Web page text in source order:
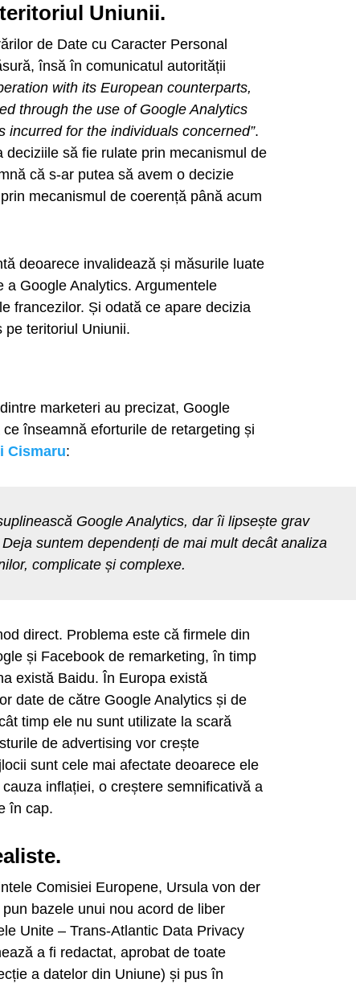
Uniunii.
de Date cu Caracter Personal
însă în comunicatul autorității
with its European counterparts,
through the use of Google Analytics
for the individuals concerned”.
să fie rulate prin mecanismul de
că s-ar putea să avem o decizie
mecanismul de coerență până acum
deoarece invalidează și măsurile luate
Google Analytics. Argumentele
francezilor. Și odată ce apare decizia
pe teritoriul Uniunii.
marketeri au precizat, Google
înseamnă eforturile de retargeting și
Cismaru:
Google Analytics, dar îi lipsește grav
suntem dependenți de mai mult decât analiza
complicate și complexe.
direct. Problema este că firmele din
și Facebook de remarketing, în timp
există Baidu. În Europa există
date de către Google Analytics și de
timp ele nu sunt utilizate la scară
de advertising vor crește
sunt cele mai afectate deoarece ele
inflației, o creștere semnificativă a
în cap.
Comisiei Europene, Ursula von der
bazele unui nou acord de liber
Unite – Trans-Atlantic Data Privacy
a fi redactat, aprobat de toate
a datelor din Uniune) și pus în